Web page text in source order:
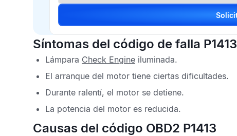
Síntomas del código de falla P1413
Lámpara Check Engine iluminada.
El arranque del motor tiene ciertas dificultades.
Durante ralentí, el motor se detiene.
La potencia del motor es reducida.
Causas del código OBD2 P1413